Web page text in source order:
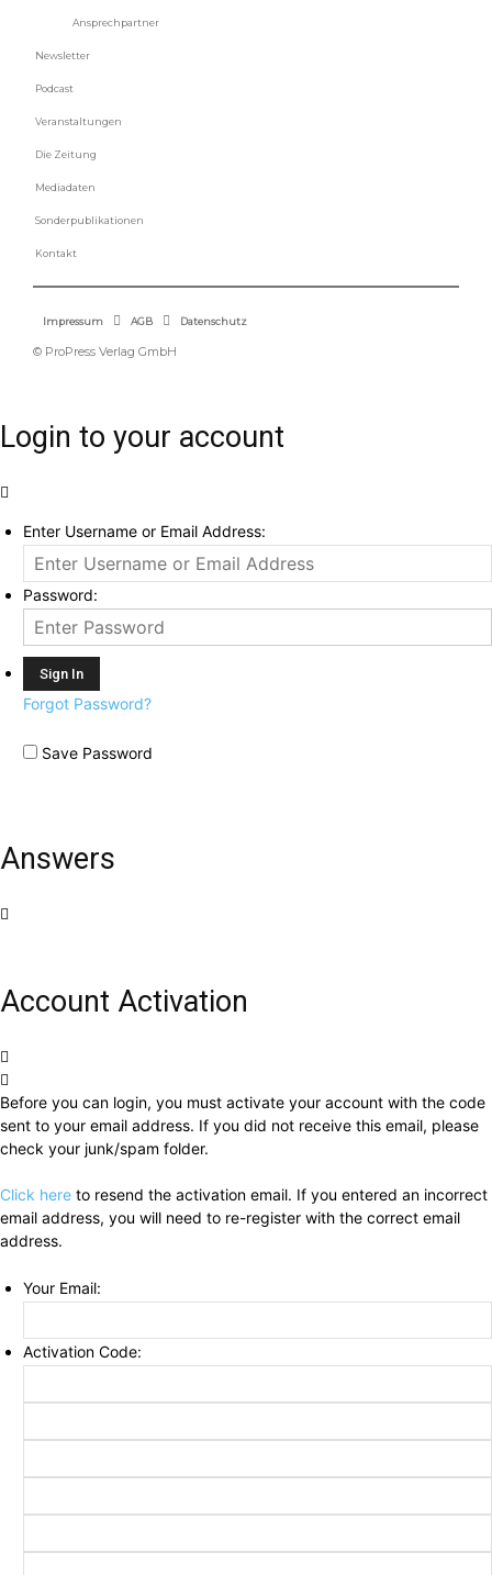
Ansprechpartner
Newsletter
Podcast
Veranstaltungen
Die Zeitung
Mediadaten
Sonderpublikationen
Kontakt
Impressum AGB Datenschutz
© ProPress Verlag GmbH
Login to your account
Enter Username or Email Address:
Password:
Forgot Password?
Save Password
Answers
Account Activation
Before you can login, you must activate your account with the code
sent to your email address. If you did not receive this email, please
check your junk/spam folder.
Click here to resend the activation email. If you entered an incorrect
email address, you will need to re-register with the correct email
address.
Your Email:
Activation Code: